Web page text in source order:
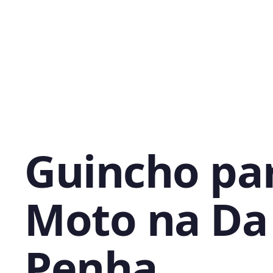
Guincho
Moto na Da